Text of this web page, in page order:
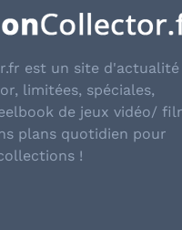
est un site
limitées, spéciales,
de jeux vidéo/
plans quotidien pour
!